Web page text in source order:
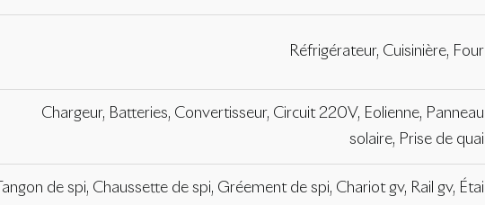
Réfrigérateur, Cuisinière, Four
Chargeur, Batteries, Convertisseur, Circuit 220V, Eolienne, Panneau
solaire, Prise de quai
Tangon de spi, Chaussette de spi, Gréement de spi, Chariot gv, Rail gv, Étai